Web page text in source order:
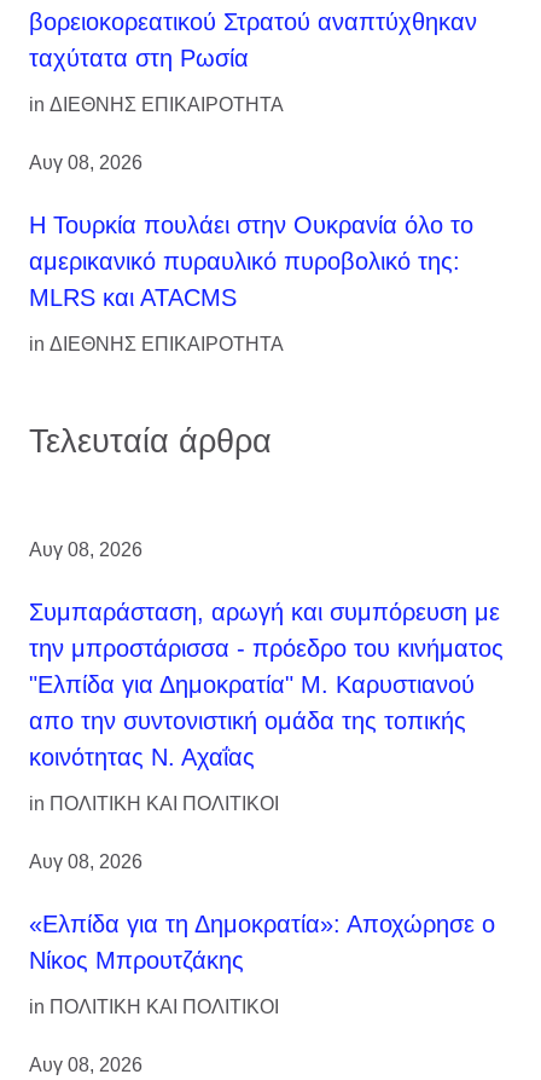
βορειοκορεατικού Στρατού αναπτύχθηκαν
ταχύτατα στη Ρωσία
in ΔΙΕΘΝΗΣ ΕΠΙΚΑΙΡΟΤΗΤΑ
Αυγ 08, 2026
Η Τουρκία πουλάει στην Ουκρανία όλο το
αμερικανικό πυραυλικό πυροβολικό της:
MLRS και ΑΤΑCMS
in ΔΙΕΘΝΗΣ ΕΠΙΚΑΙΡΟΤΗΤΑ
Τελευταία άρθρα
Αυγ 08, 2026
Συμπαράσταση, αρωγή και συμπόρευση με
την μπροστάρισσα - πρόεδρο του κινήματος
"Ελπίδα για Δημοκρατία" Μ. Καρυστιανού
απο την συντονιστική ομάδα της τοπικής
κοινότητας Ν. Αχαΐας
in ΠΟΛΙΤΙΚΗ ΚΑΙ ΠΟΛΙΤΙΚΟΙ
Αυγ 08, 2026
«Ελπίδα για τη Δημοκρατία»: Αποχώρησε ο
Νίκος Μπρουτζάκης
in ΠΟΛΙΤΙΚΗ ΚΑΙ ΠΟΛΙΤΙΚΟΙ
Αυγ 08, 2026